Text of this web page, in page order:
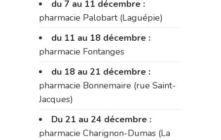
du 7 au 11 décembre :
pharmacie Palobart (Laguépie)
du 11 au 18 décembre :
pharmacie Fontanges
du 18 au 21 décembre :
pharmacie Bonnemaire (rue Saint-
Jacques)
Du 21 au 24 décembre :
pharmacie Charignon-Dumas (La